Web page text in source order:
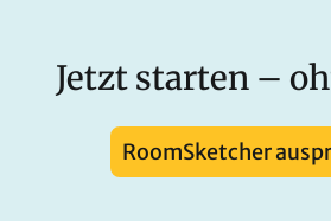
Jetzt starten –
RoomSketcher